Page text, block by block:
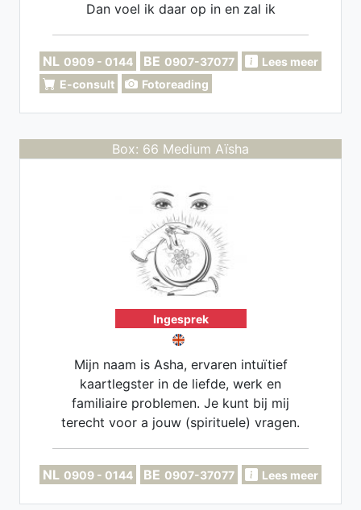
Dan voel ik daar op in en zal ik
ook kijken voor een toekomstperspectief
NL 0909 - 0144 BE 0907-37077
Lees meer
E-consult
Fotoreading
Box: 66 Medium Aïsha
Ingesprek
Mijn naam is Asha, ervaren intuïtief
kaartlegster in de liefde, werk en
familiaire problemen. Je kunt bij mij
terecht voor a jouw (spirituele) vragen.
zielsconnecties.
NL 0909 - 0144 BE 0907-37077 Lees meer